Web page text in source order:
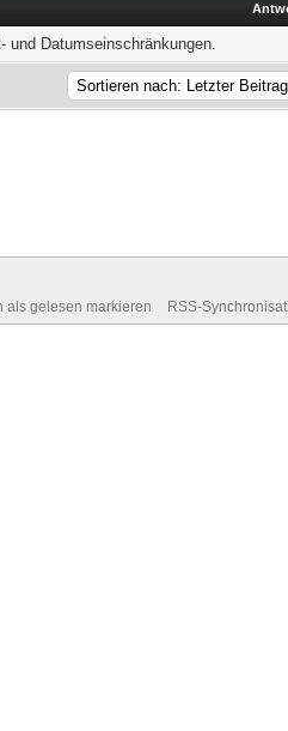
und Datumseinschränkungen.
als gelesen markieren RSS-